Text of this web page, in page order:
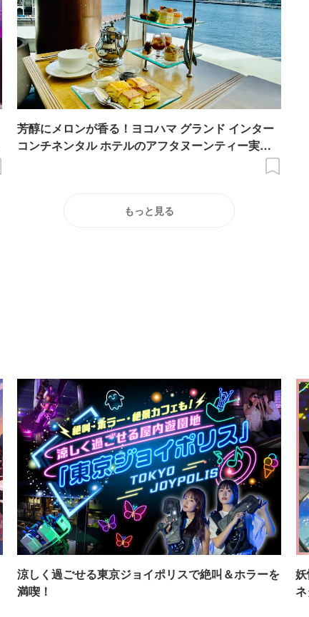
芳醇にメロンが香る！ヨコハマ グランド インター
コンチネンタル ホテルのアフタヌーンティー実食
もっと見る
涼しく過ごせる東京ジョイポリスで絶叫＆ホラーを
満喫！